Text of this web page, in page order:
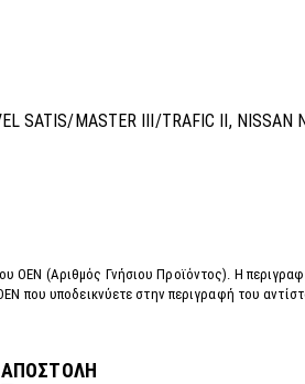
SATIS/MASTER III/TRAFIC II,
(Αριθμός Γνήσιου Προϊόντος). Η
που υποδεικνύετε στην περιγραφή του
ΑΠΟΣΤΟΛΗ